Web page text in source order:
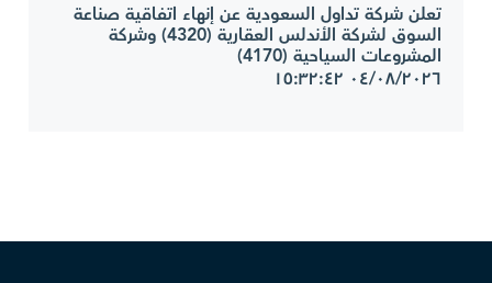
تعلن شركة تداول السعودية عن إنهاء اتفاقية صناعة
السوق لشركة الأندلس العقارية (4320) وشركة
المشروعات السياحية (4170)
٠٤/٠٨/٢٠٢٦ ١٥:٣٢:٤٢